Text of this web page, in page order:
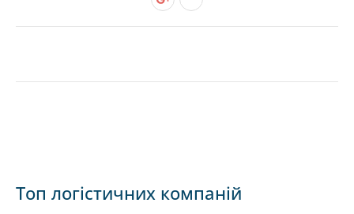
Топ логістичних компаній